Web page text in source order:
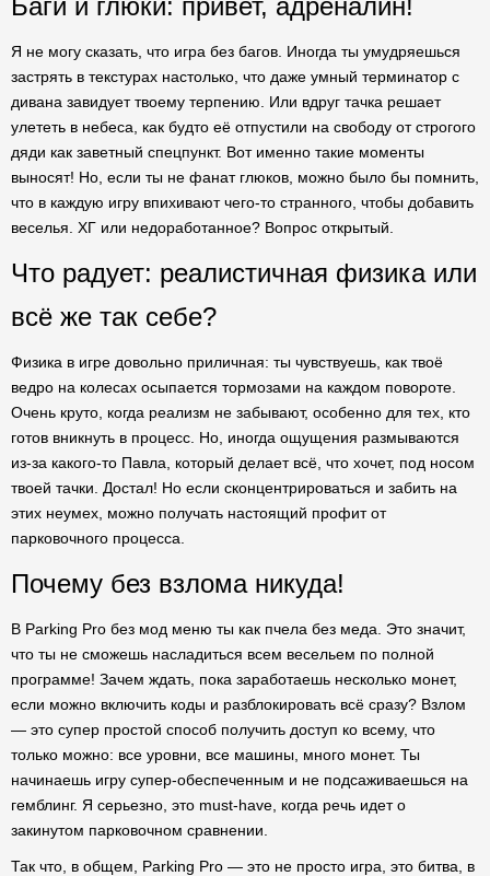
Баги и глюки: привет, адреналин!
Я не могу сказать, что игра без багов. Иногда ты умудряешься
застрять в текстурах настолько, что даже умный терминатор с
дивана завидует твоему терпению. Или вдруг тачка решает
улететь в небеса, как будто её отпустили на свободу от строгого
дяди как заветный спецпункт. Вот именно такие моменты
выносят! Но, если ты не фанат глюков, можно было бы помнить,
что в каждую игру впихивают чего-то странного, чтобы добавить
веселья. ХГ или недоработанное? Вопрос открытый.
Что радует: реалистичная физика или
всё же так себе?
Физика в игре довольно приличная: ты чувствуешь, как твоё
ведро на колесах осыпается тормозами на каждом повороте.
Очень круто, когда реализм не забывают, особенно для тех, кто
готов вникнуть в процесс. Но, иногда ощущения размываются
из-за какого-то Павла, который делает всё, что хочет, под носом
твоей тачки. Достал! Но если сконцентрироваться и забить на
этих неумех, можно получать настоящий профит от
парковочного процесса.
Почему без взлома никуда!
В Parking Pro без мод меню ты как пчела без меда. Это значит,
что ты не сможешь насладиться всем весельем по полной
программе! Зачем ждать, пока заработаешь несколько монет,
если можно включить коды и разблокировать всё сразу? Взлом
— это супер простой способ получить доступ ко всему, что
только можно: все уровни, все машины, много монет. Ты
начинаешь игру супер-обеспеченным и не подсаживаешься на
гемблинг. Я серьезно, это must-have, когда речь идет о
закинутом парковочном сравнении.
Так что, в общем, Parking Pro — это не просто игра, это битва, в